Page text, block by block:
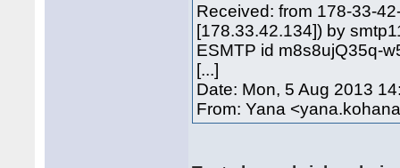
Received: from 178-33-
[178.33.42.134]) by
ESMTP id m8s8ujQ35q-
[...]
Date: Mon, 5 Aug 2013
From: Yana